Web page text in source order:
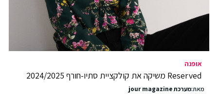
אופנה
Reserved משיקה את קולקציית סתיו-חורף 2024/2025
מאת:מערכת jour magazine